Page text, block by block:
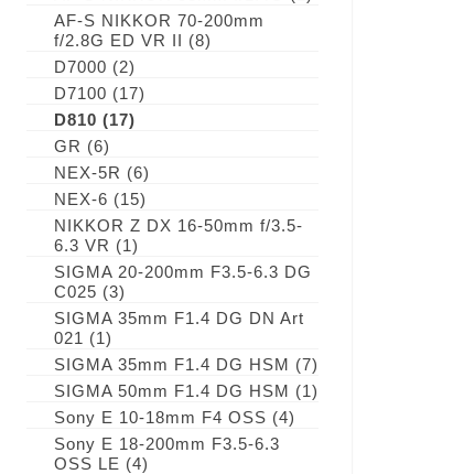
AF-S NIKKOR 70-200mm
f/2.8G ED VR II (8)
D7000 (2)
D7100 (17)
D810 (17)
GR (6)
NEX-5R (6)
NEX-6 (15)
NIKKOR Z DX 16-50mm f/3.5-
6.3 VR (1)
SIGMA 20-200mm F3.5-6.3 DG
C025 (3)
SIGMA 35mm F1.4 DG DN Art
021 (1)
SIGMA 35mm F1.4 DG HSM (7)
SIGMA 50mm F1.4 DG HSM (1)
Sony E 10-18mm F4 OSS (4)
Sony E 18-200mm F3.5-6.3
OSS LE (4)